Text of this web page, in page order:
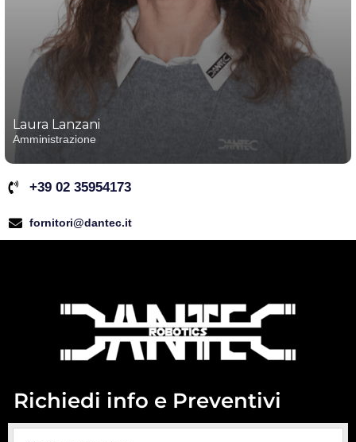
Laura Lanzani
Amministrazione
+39 02 35954173
fornitori@dantec.it
Richiedi info e Preventivi